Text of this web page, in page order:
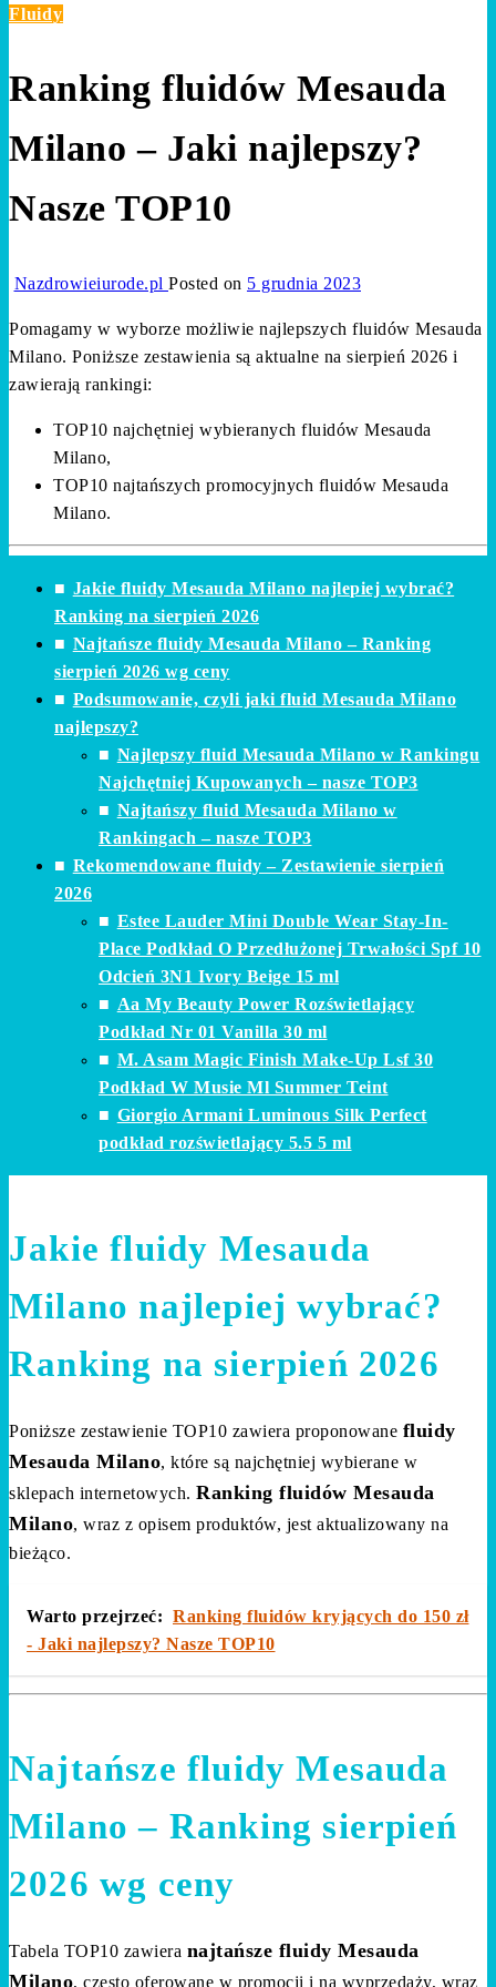
Fluidy
Ranking fluidów Mesauda
Milano – Jaki najlepszy?
Nasze TOP10
Nazdrowieiurode.pl Posted on 5 grudnia 2023
Pomagamy w wyborze możliwie najlepszych fluidów Mesauda
Milano. Poniższe zestawienia są aktualne na sierpień 2026 i
zawierają rankingi:
TOP10 najchętniej wybieranych fluidów Mesauda
Milano,
TOP10 najtańszych promocyjnych fluidów Mesauda
Milano.
Jakie fluidy Mesauda Milano najlepiej wybrać?
Ranking na sierpień 2026
Najtańsze fluidy Mesauda Milano – Ranking
sierpień 2026 wg ceny
Podsumowanie, czyli jaki fluid Mesauda Milano
najlepszy?
Najlepszy fluid Mesauda Milano w Rankingu
Najchętniej Kupowanych – nasze TOP3
Najtańszy fluid Mesauda Milano w
Rankingach – nasze TOP3
Rekomendowane fluidy – Zestawienie sierpień
2026
Estee Lauder Mini Double Wear Stay-In-
Place Podkład O Przedłużonej Trwałości Spf 10
Odcień 3N1 Ivory Beige 15 ml
Aa My Beauty Power Rozświetlający
Podkład Nr 01 Vanilla 30 ml
M. Asam Magic Finish Make-Up Lsf 30
Podkład W Musie Ml Summer Teint
Giorgio Armani Luminous Silk Perfect
podkład rozświetlający 5.5 5 ml
Jakie fluidy Mesauda
Milano najlepiej wybrać?
Ranking na sierpień 2026
Poniższe zestawienie TOP10 zawiera proponowane fluidy
Mesauda Milano, które są najchętniej wybierane w
sklepach internetowych. Ranking fluidów Mesauda
Milano, wraz z opisem produktów, jest aktualizowany na
bieżąco.
Warto przejrzeć: Ranking fluidów kryjących do 150 zł
- Jaki najlepszy? Nasze TOP10
Najtańsze fluidy Mesauda
Milano – Ranking sierpień
2026 wg ceny
Tabela TOP10 zawiera najtańsze fluidy Mesauda
Milano, często oferowane w promocji i na wyprzedaży, wraz